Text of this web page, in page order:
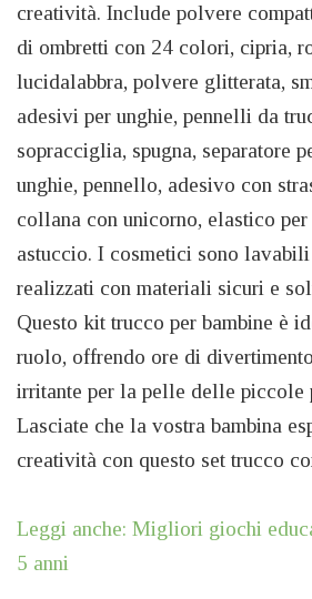
creatività. Include polvere
di ombretti con 24 colori, cipria,
lucidalabbra, polvere glitterata,
adesivi per unghie, pennelli da
sopracciglia, spugna, separatore
unghie, pennello, adesivo con
collana con unicorno, elastico
astuccio. I cosmetici sono
realizzati con materiali sicuri e
Questo kit trucco per bambine è
ruolo, offrendo ore di
irritante per la pelle delle piccole
Lasciate che la vostra bambina
creatività con questo set trucco
Leggi anche: Migliori giochi
5 anni